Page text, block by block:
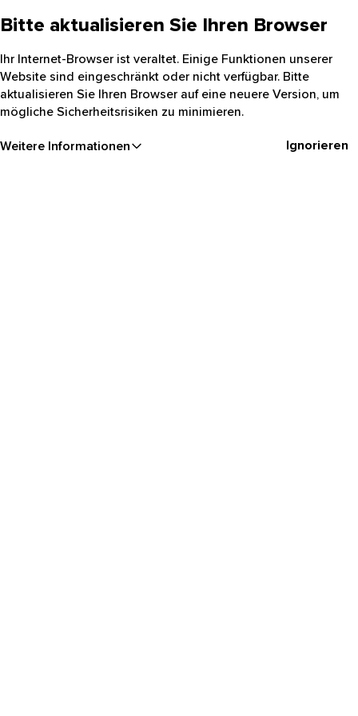
Bitte aktualisieren Sie Ihren Browser
Ihr Internet-Browser ist veraltet. Einige Funktionen unserer
Website sind eingeschränkt oder nicht verfügbar. Bitte
aktualisieren Sie Ihren Browser auf eine neuere Version, um
mögliche Sicherheitsrisiken zu minimieren.
Weitere Informationen Ignorieren